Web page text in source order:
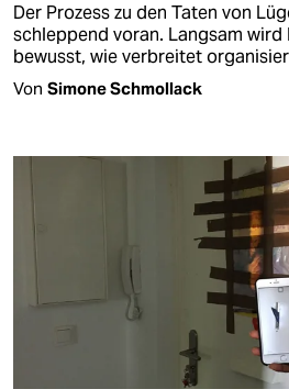
Der Prozess zu den Taten von
schleppend voran. Langsam
bewusst, wie verbreitet
Von Simone Schmollack